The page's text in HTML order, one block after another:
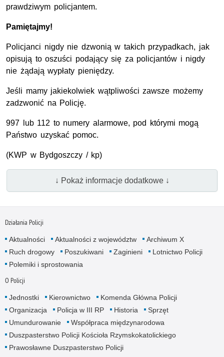
prawdziwym policjantem.
Pamiętajmy!
Policjanci nigdy nie dzwonią w takich przypadkach, jak
opisują to oszuści podający się za policjantów i nigdy
nie żądają wypłaty pieniędzy.
Jeśli mamy jakiekolwiek wątpliwości zawsze możemy
zadzwonić na Policję.
997 lub 112 to numery alarmowe, pod którymi mogą
Państwo uzyskać pomoc.
(KWP w Bydgoszczy / kp)
↓ Pokaż informacje dodatkowe ↓
Działania Policji
Aktualności Aktualności z województw
Archiwum X
Ruch drogowy
Poszukiwani Zaginieni
Lotnictwo Policji
Polemiki i sprostowania
O Policji
Jednostki Kierownictwo
Komenda Główna Policji
Organizacja
Policja w III RP Historia
Sprzęt
Umundurowanie
Współpraca międzynarodowa
Duszpasterstwo Policji Kościoła Rzymskokatolickiego
Prawosławne Duszpasterstwo Policji